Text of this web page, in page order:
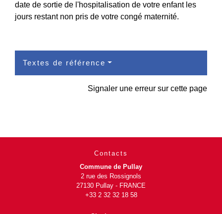
date de sortie de l'hospitalisation de votre enfant les
jours restant non pris de votre congé maternité.
Textes de référence
Signaler une erreur sur cette page
Contacts
Commune de Pullay
2 rue des Rossignols
27130 Pullay - FRANCE
+33 2 32 32 18 58